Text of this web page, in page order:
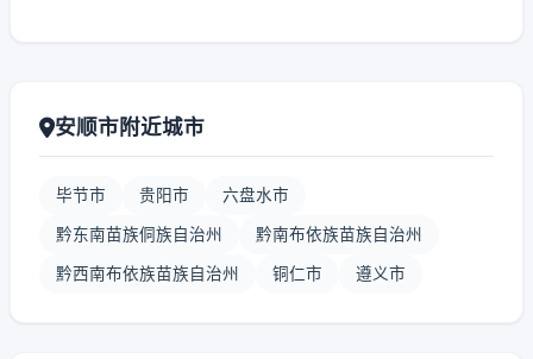
安顺市附近城市
毕节市 贵阳市 六盘水市
黔东南苗族侗族自治州 黔南布依族苗族自治州
黔西南布依族苗族自治州 铜仁市 遵义市